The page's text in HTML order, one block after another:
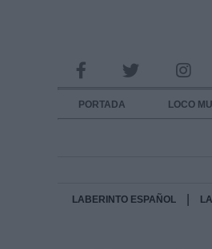
PORTADA LOCO
LABERINTO ESPAÑOL
INFORMACION SOBRE LA
Responsable:
Destinatarios: